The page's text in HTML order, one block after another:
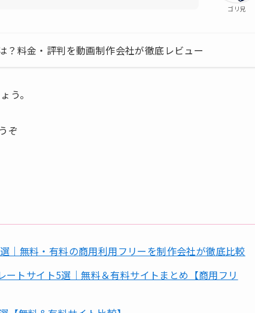
ゴリ兄
料金・評判を動画制作会社が徹底レビュー
う。
ぞ
無料・有料の商用利用フリーを制作会社が徹底比較
トサイト5選｜無料＆有料サイトまとめ【商用フリ